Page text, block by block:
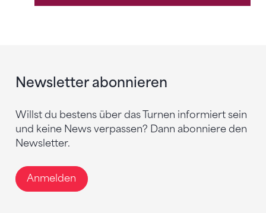
Newsletter abonnieren
Willst du bestens über das Turnen informiert sein
und keine News verpassen? Dann abonniere den
Newsletter.
Anmelden